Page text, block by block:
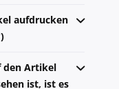
aufdrucken
den Artikel
ist, ist es